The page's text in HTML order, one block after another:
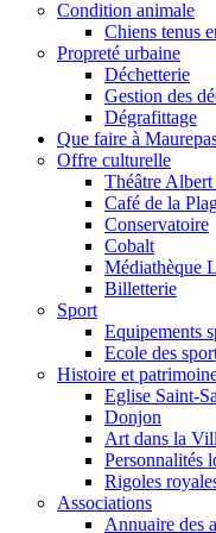
Condition animale
Chiens tenus
Propreté urbaine
Déchetterie
Gestion des
Dégrafittage
Que faire à
Offre culturelle
Théâtre Albert
Café de la
Conservatoire
Cobalt
Médiathèque
Billetterie
Sport
Equipements
Ecole des
Histoire et
Eglise Saint-
Donjon
Art dans la
Personnalités
Rigoles
Associations
Annuaire des